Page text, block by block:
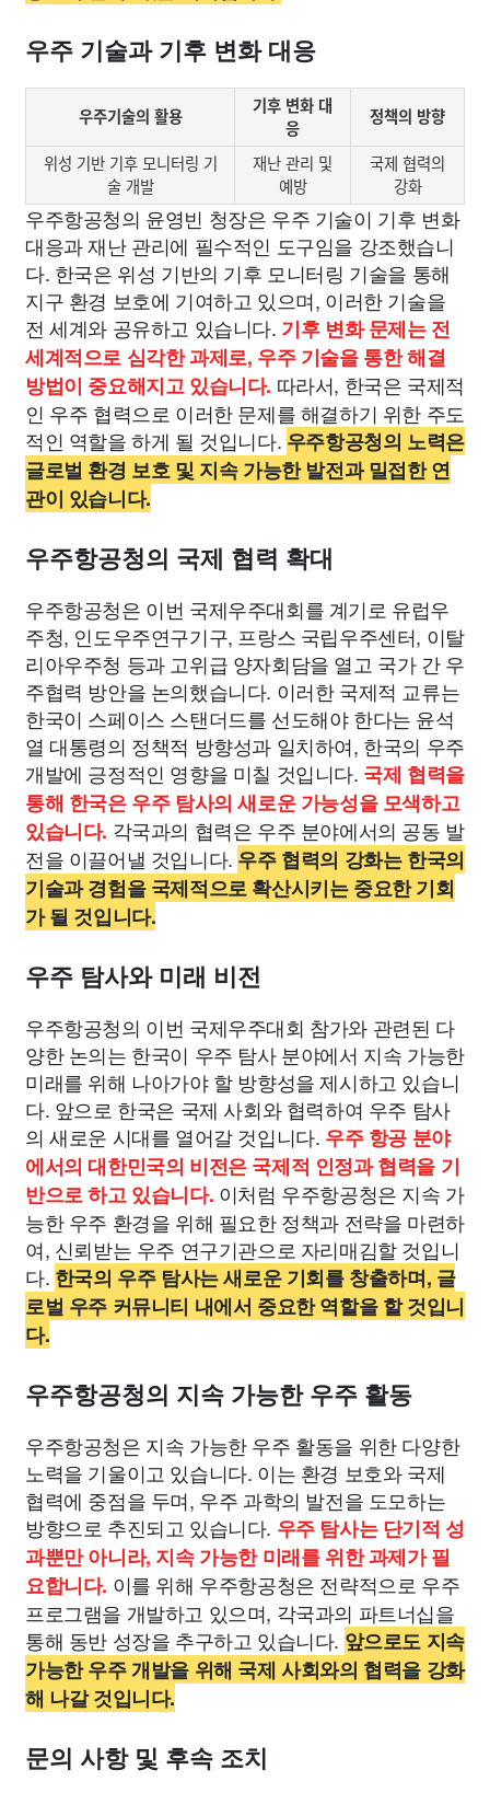
우주 기술과 기후 변화 대응
우주기술의 활용
기후 변화 대
응
정책의 방향
위성 기반 기후 모니터링 기
술 개발
재난 관리 및
예방
국제 협력의
강화
우주항공청의 윤영빈 청장은 우주 기술이 기후 변화
대응과 재난 관리에 필수적인 도구임을 강조했습니
다. 한국은 위성 기반의 기후 모니터링 기술을 통해
지구 환경 보호에 기여하고 있으며, 이러한 기술을
전 세계와 공유하고 있습니다. 기후 변화 문제는 전
세계적으로 심각한 과제로, 우주 기술을 통한 해결
방법이 중요해지고 있습니다. 따라서, 한국은 국제적
인 우주 협력으로 이러한 문제를 해결하기 위한 주도
적인 역할을 하게 될 것입니다. 우주항공청의 노력은
글로벌 환경 보호 및 지속 가능한 발전과 밀접한 연
관이 있습니다.
우주항공청의 국제 협력 확대
우주항공청은 이번 국제우주대회를 계기로 유럽우
주청, 인도우주연구기구, 프랑스 국립우주센터, 이탈
리아우주청 등과 고위급 양자회담을 열고 국가 간 우
주협력 방안을 논의했습니다. 이러한 국제적 교류는
한국이 스페이스 스탠더드를 선도해야 한다는 윤석
열 대통령의 정책적 방향성과 일치하여, 한국의 우주
개발에 긍정적인 영향을 미칠 것입니다. 국제 협력을
통해 한국은 우주 탐사의 새로운 가능성을 모색하고
있습니다. 각국과의 협력은 우주 분야에서의 공동 발
전을 이끌어낼 것입니다. 우주 협력의 강화는 한국의
기술과 경험을 국제적으로 확산시키는 중요한 기회
가 될 것입니다.
우주 탐사와 미래 비전
우주항공청의 이번 국제우주대회 참가와 관련된 다
양한 논의는 한국이 우주 탐사 분야에서 지속 가능한
미래를 위해 나아가야 할 방향성을 제시하고 있습니
다. 앞으로 한국은 국제 사회와 협력하여 우주 탐사
의 새로운 시대를 열어갈 것입니다. 우주 항공 분야
에서의 대한민국의 비전은 국제적 인정과 협력을 기
반으로 하고 있습니다. 이처럼 우주항공청은 지속 가
능한 우주 환경을 위해 필요한 정책과 전략을 마련하
여, 신뢰받는 우주 연구기관으로 자리매김할 것입니
다. 한국의 우주 탐사는 새로운 기회를 창출하며, 글
로벌 우주 커뮤니티 내에서 중요한 역할을 할 것입니
다.
우주항공청의 지속 가능한 우주 활동
우주항공청은 지속 가능한 우주 활동을 위한 다양한
노력을 기울이고 있습니다. 이는 환경 보호와 국제
협력에 중점을 두며, 우주 과학의 발전을 도모하는
방향으로 추진되고 있습니다. 우주 탐사는 단기적 성
과뿐만 아니라, 지속 가능한 미래를 위한 과제가 필
요합니다. 이를 위해 우주항공청은 전략적으로 우주
프로그램을 개발하고 있으며, 각국과의 파트너십을
통해 동반 성장을 추구하고 있습니다. 앞으로도 지속
가능한 우주 개발을 위해 국제 사회와의 협력을 강화
해 나갈 것입니다.
문의 사항 및 후속 조치